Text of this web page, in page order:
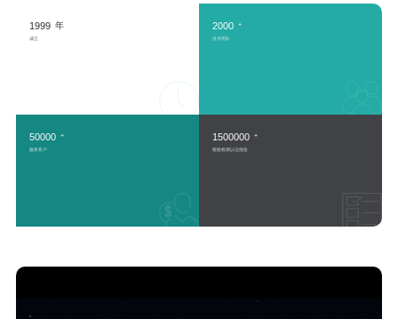
1999 年
成立
2000 +
技术团队
50000 +
服务客户
1500000 +
检验检测认证报告